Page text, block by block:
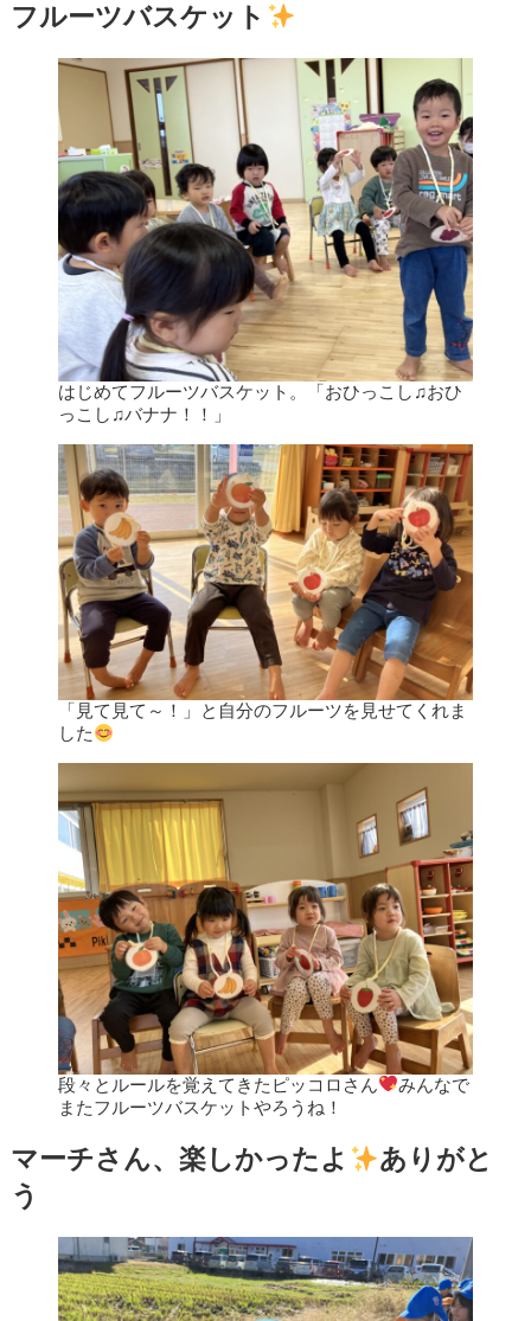
フルーツバスケット
はじめてフルーツバスケット。「おひっこし♫おひ
っこし♫バナナ！！」
「見て見て～！」と自分のフルーツを見せてくれま
した
段々とルールを覚えてきたピッコロさん
みんなで
またフルーツバスケットやろうね！
マーチさん、楽しかったよ
ありがと
う